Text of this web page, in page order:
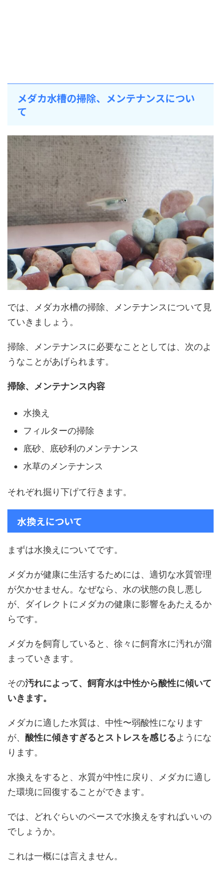
メダカ水槽の掃除、メンテナンスについ
て
では、メダカ水槽の掃除、メンテナンスについて見
ていきましょう。
掃除、メンテナンスに必要なこととしては、次のよ
うなことがあげられます。
掃除、メンテナンス内容
水換え
フィルターの掃除
底砂、底砂利のメンテナンス
水草のメンテナンス
それぞれ掘り下げて行きます。
水換えについて
まずは水換えについてです。
メダカが健康に生活するためには、適切な水質管理
が欠かせません。なぜなら、水の状態の良し悪し
が、ダイレクトにメダカの健康に影響をあたえるか
らです。
メダカを飼育していると、徐々に飼育水に汚れが溜
まっていきます。
その汚れによって、飼育水は中性から酸性に傾いて
いきます。
メダカに適した水質は、中性〜弱酸性になります
が、 酸性に傾きすぎるとストレスを感じるようにな
ります。
水換えをすると、水質が中性に戻り、メダカに適し
た環境に回復することができます。
では、どれぐらいのペースで水換えをすればいいの
でしょうか。
これは一概には言えません。